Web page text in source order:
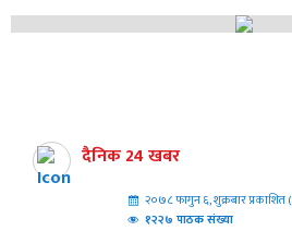
दैनिक 24 खबर
२०७८ फागुन ६, शुक्रबार प्रकाशित (
१२२७ पाठक संख्या